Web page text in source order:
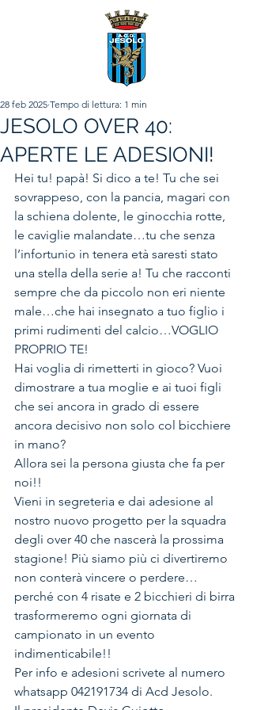
JESOLO OVER 40:
APERTE LE ADESIONI!
28 feb 2025 Tempo di lettura: 1 min
Hei tu! papà! Si dico a te! Tu che sei
sovrappeso, con la pancia, magari con
la schiena dolente, le ginocchia rotte,
le caviglie malandate…tu che senza
l’infortunio in tenera età saresti stato
una stella della serie a! Tu che racconti
sempre che da piccolo non eri niente
male…che hai insegnato a tuo figlio i
primi rudimenti del calcio…VOGLIO
PROPRIO TE!
Hai voglia di rimetterti in gioco? Vuoi
dimostrare a tua moglie e ai tuoi figli
che sei ancora in grado di essere
ancora decisivo non solo col bicchiere
in mano?
Allora sei la persona giusta che fa per
noi!!
Vieni in segreteria e dai adesione al
nostro nuovo progetto per la squadra
degli over 40 che nascerà la prossima
stagione! Più siamo più ci divertiremo
non conterà vincere o perdere…
perché con 4 risate e 2 bicchieri di birra
trasformeremo ogni giornata di
campionato in un evento
indimenticabile!!
Per info e adesioni scrivete al numero
whatsapp 042191734 di Acd Jesolo.